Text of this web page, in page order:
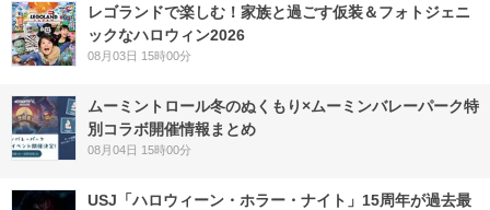
レゴランドで楽しむ！家族と過ごす仮装＆フォトジェニ
ックなハロウィン2026
08月03日 15時00分
ムーミントロール冬のぬくもり×ムーミンバレーパーク特
別コラボ開催情報まとめ
08月04日 15時00分
USJ「ハロウィーン・ホラー・ナイト」15周年が過去最